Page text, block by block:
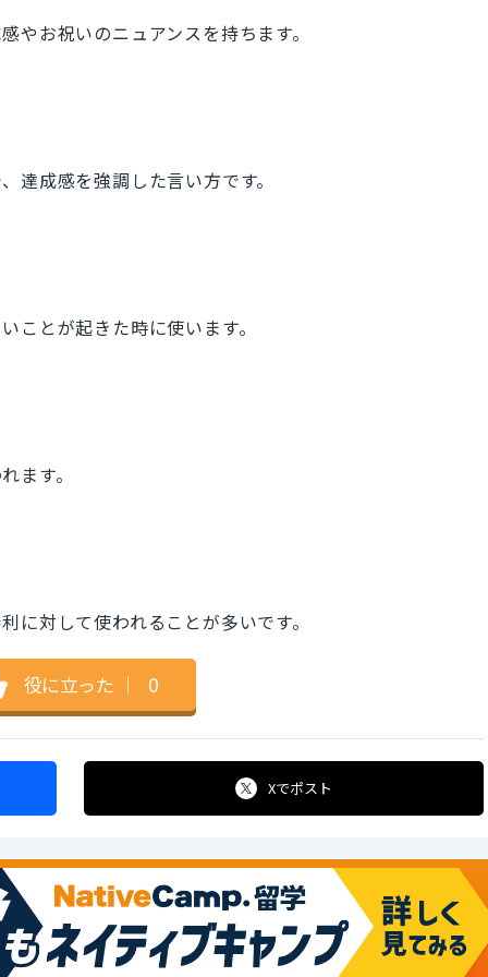
やお祝いのニュアンスを持ちます。
達成感を強調した言い方です。
ことが起きた時に使います。
ます。
に対して使われることが多いです。
役に立った ｜ 0
Xでポスト